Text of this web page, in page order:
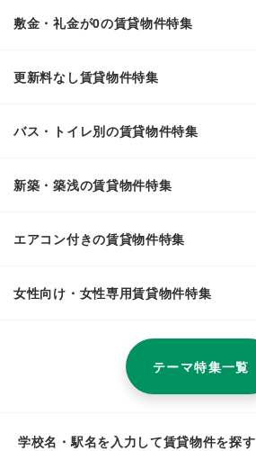
敷金・礼金が0の賃貸物件特集
更新料なし賃貸物件特集
バス・トイレ別の賃貸物件特集
新築・築浅の賃貸物件特集
エアコン付きの賃貸物件特集
女性向け・女性専用賃貸物件特集
テーマ特集一覧
学校名・駅名を入力して賃貸物件を探す